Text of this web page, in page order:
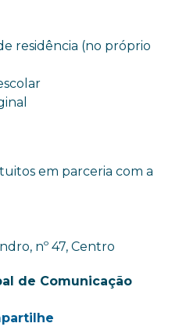
residência (no próprio
em parceria com a
nº 47, Centro
de Comunicação